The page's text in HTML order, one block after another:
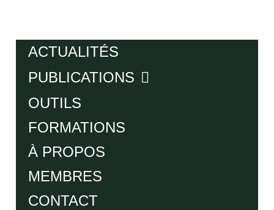
ACTUALITÉS
PUBLICATIONS
OUTILS
FORMATIONS
À PROPOS
MEMBRES
CONTACT